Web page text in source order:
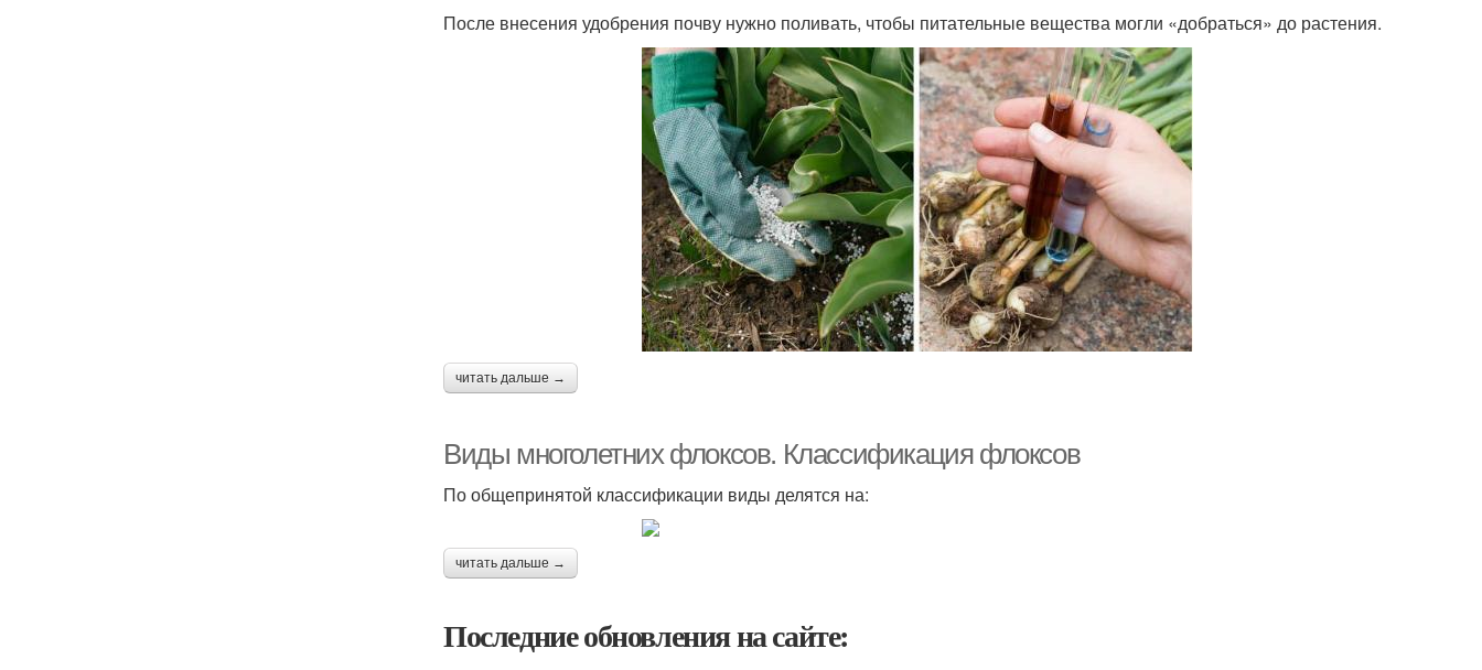
После внесения удобрения почву нужно поливать, чтобы питательные вещества могли «добраться» до растения.
читать дальше →
Виды многолетних флоксов. Классификация флоксов
По общепринятой классификации виды делятся на:
читать дальше →
Последние обновления на сайте: